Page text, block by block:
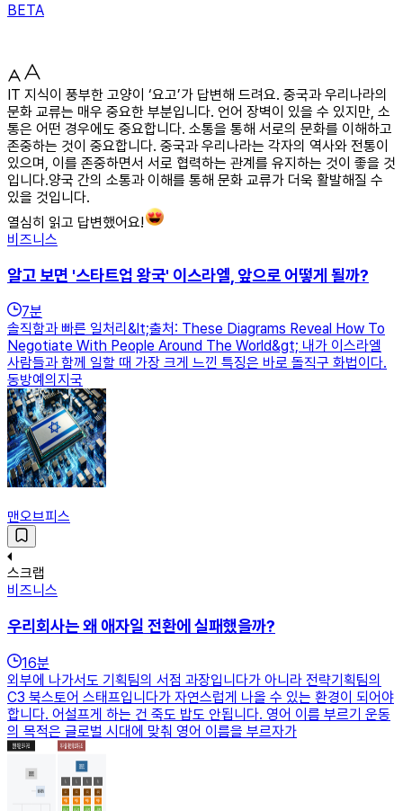
BETA
IT 지식이 풍부한 고양이 ‘요고’가 답변해 드려요. 중국과 우리나라의
문화 교류는 매우 중요한 부분입니다. 언어 장벽이 있을 수 있지만, 소
통은 어떤 경우에도 중요합니다. 소통을 통해 서로의 문화를 이해하고
존중하는 것이 중요합니다. 중국과 우리나라는 각자의 역사와 전통이
있으며, 이를 존중하면서 서로 협력하는 관계를 유지하는 것이 좋을 것
입니다.양국 간의 소통과 이해를 통해 문화 교류가 더욱 활발해질 수
있을 것입니다.
열심히 읽고 답변했어요!
비즈니스
알고 보면 '스타트업 왕국' 이스라엘, 앞으로 어떻게 될까?
7분
솔직함과 빠른 일처리&lt;출처: These Diagrams Reveal How To
Negotiate With People Around The World&gt; 내가 이스라엘
사람들과 함께 일할 때 가장 크게 느낀 특징은 바로 돌직구 화법이다.
동방예의지국
맨오브피스
스크랩
비즈니스
우리회사는 왜 애자일 전환에 실패했을까?
16분
외부에 나가서도 기획팀의 서점 과장입니다가 아니라 전략기획팀의
C3 북스토어 스태프입니다가 자연스럽게 나올 수 있는 환경이 되어야
합니다. 어설프게 하는 건 죽도 밥도 안됩니다. 영어 이름 부르기 운동
의 목적은 글로벌 시대에 맞춰 영어 이름을 부르자가